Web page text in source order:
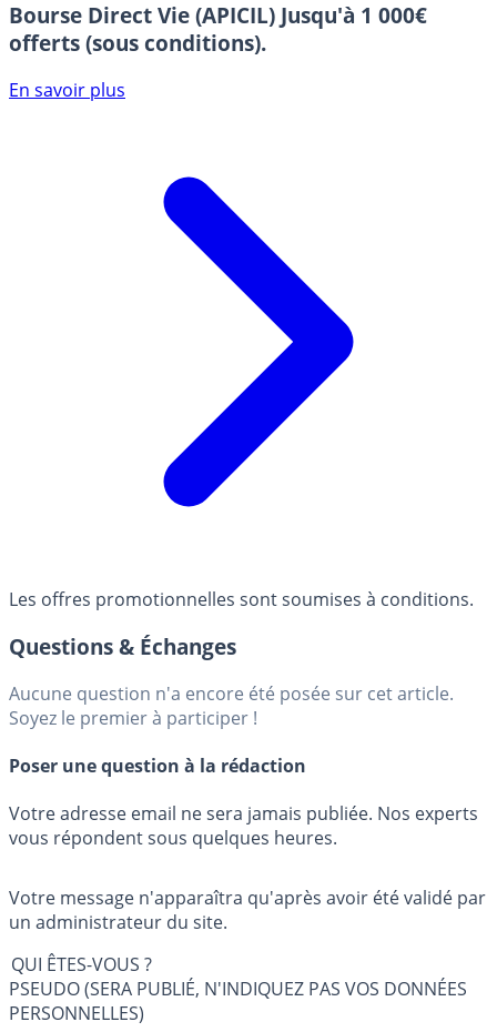
Bourse Direct Vie (APICIL) Jusqu'à 1 000€
offerts (sous conditions).
En savoir plus
Les offres promotionnelles sont soumises à conditions.
Questions & Échanges
Aucune question n'a encore été posée sur cet article.
Soyez le premier à participer !
Poser une question à la rédaction
Votre adresse email ne sera jamais publiée. Nos experts
vous répondent sous quelques heures.
Votre message n'apparaîtra qu'après avoir été validé par
un administrateur du site.
QUI ÊTES-VOUS ?
PSEUDO (SERA PUBLIÉ, N'INDIQUEZ PAS VOS DONNÉES
PERSONNELLES)